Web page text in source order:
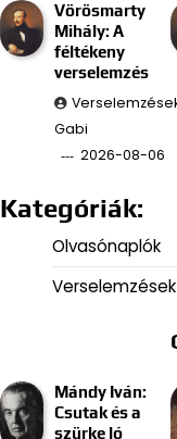
Vörösmarty
Mihály: A
féltékeny
verselemzés
Gabi
2026-08-06
Kategóriák:
Olvasónaplók
Verselemzések
Mándy Iván:
Csutak és a
szürke ló